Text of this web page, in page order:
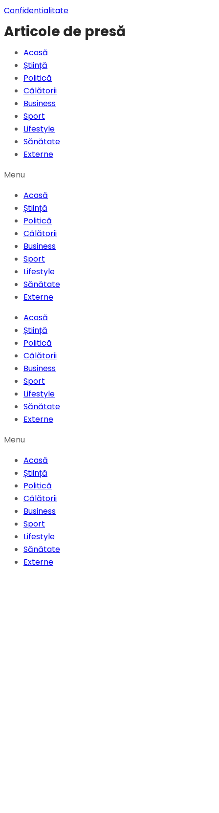
Confidentialitate
Articole de presă
Acasă
Știință
Politică
Călătorii
Business
Sport
Lifestyle
Sănătate
Externe
Menu
Acasă
Știință
Politică
Călătorii
Business
Sport
Lifestyle
Sănătate
Externe
Acasă
Știință
Politică
Călătorii
Business
Sport
Lifestyle
Sănătate
Externe
Menu
Acasă
Știință
Politică
Călătorii
Business
Sport
Lifestyle
Sănătate
Externe